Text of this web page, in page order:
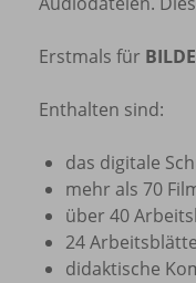
Erstmals für
Enthalten sind:
das digitale
mehr als 70
über 40
24
didaktische